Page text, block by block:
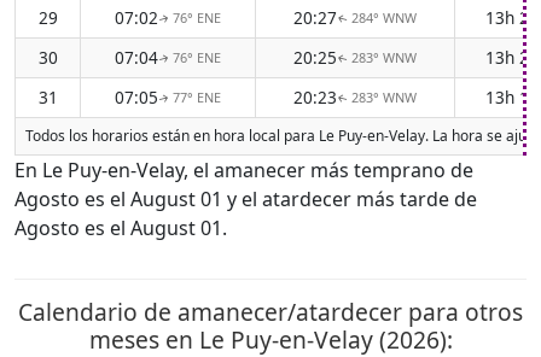
29 07:02↑ 76° ENE 20:27↑ 284° WNW
13h
30
07:04↑ 76° ENE 20:25↑ 283° WNW
13h
31
07:05↑ 77° ENE 20:23↑ 283° WNW 13h
Todos los horarios están en hora local para Le Puy-en-Velay. La hora se
En Le Puy-en-Velay, el amanecer más temprano de
Agosto es el August 01 y el atardecer más tarde de
Agosto es el August 01.
Calendario de amanecer/atardecer para otros
meses en Le Puy-en-Velay (2026):